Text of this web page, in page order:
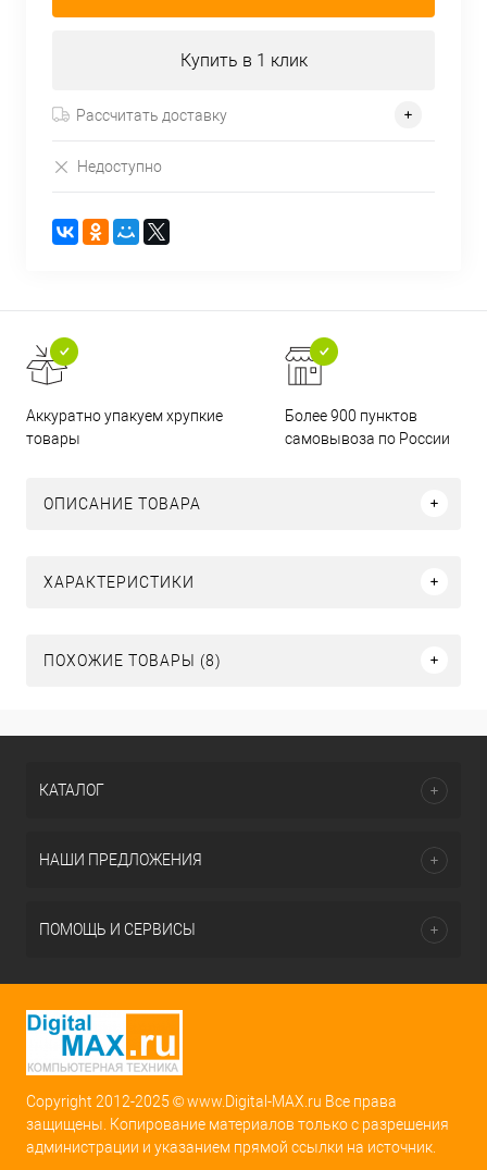
Купить в 1 клик
Рассчитать доставку
Недоступно
Аккуратно упакуем хрупкие
товары
Более 900 пунктов
самовывоза по России
ОПИСАНИЕ ТОВАРА
ХАРАКТЕРИСТИКИ
ПОХОЖИЕ ТОВАРЫ (8)
КАТАЛОГ
НАШИ ПРЕДЛОЖЕНИЯ
ПОМОЩЬ И СЕРВИСЫ
Copyright 2012-2025 © www.Digital-MAX.ru Все права
защищены. Копирование материалов только с разрешения
администрации и указанием прямой ссылки на источник.